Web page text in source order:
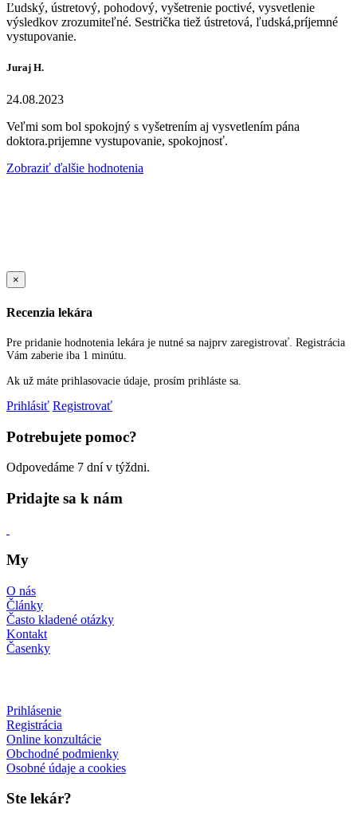
Ľudský, ústretový, pohodový, vyšetrenie poctivé, vysvetlenie
výsledkov zrozumiteľné. Sestrička tiež ústretová, ľudská,príjemné
vystupovanie.
Juraj H.
24.08.2023
Veľmi som bol spokojný s vyšetrením aj vysvetlením pána
doktora.prijemne vystupovanie, spokojnosť.
Zobraziť ďalšie hodnotenia
×
Recenzia lekára
Pre pridanie hodnotenia lekára je nutné sa najprv zaregistrovať. Registrácia
Vám zaberie iba 1 minútu.
Ak už máte prihlasovacie údaje, prosím prihláste sa.
Prihlásiť Registrovať
Potrebujete pomoc?
Odpovedáme 7 dní v týždni.
Pridajte sa k nám
My
O nás
Články
Často kladené otázky
Kontakt
Časenky
Prihlásenie
Registrácia
Online konzultácie
Obchodné podmienky
Osobné údaje a cookies
Ste lekár?